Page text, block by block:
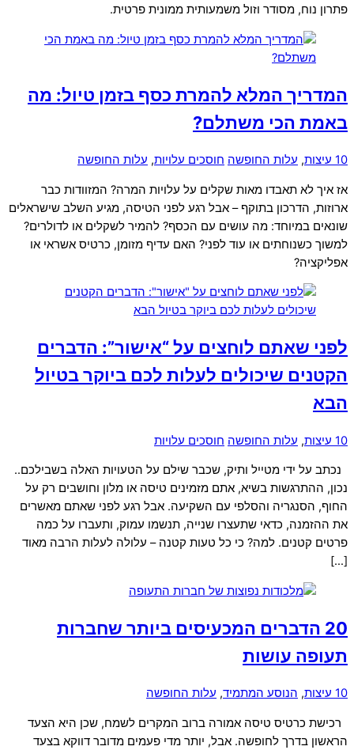
פתרון נוח, מסודר וזול משמעותית ממונית פרטית.
המדריך המלא להמרת כסף בזמן טיול: מה
באמת הכי משתלם?
10 עיצות , עלות החופשה חוסכים עלויות, עלות החופשה
אז איך לא תאבדו מאות שקלים על עלויות המרה? המזוודות כבר
ארוזות, הדרכון בתוקף – אבל רגע לפני הטיסה, מגיע השלב שישראלים
שונאים במיוחד: מה עושים עם הכסף? להמיר לשקלים או לדולרים?
למשוך כשנוחתים או עוד לפני? האם עדיף מזומן, כרטיס אשראי או
אפליקציה?
לפני שאתם לוחצים על “אישור”: הדברים
הקטנים שיכולים לעלות לכם ביוקר בטיול
הבא
10 עיצות , עלות החופשה חוסכים עלויות
נכתב על ידי מטייל ותיק, שכבר שילם על הטעויות האלה בשבילכם..
נכון, ההתרגשות בשיא, אתם מזמינים טיסה או מלון וחושבים רק על
החוף, הסנגריה והסלפי עם השקיעה. אבל רגע לפני שאתם מאשרים
את ההזמנה, כדאי שתעצרו שנייה, תנשמו עמוק, ותעברו על כמה
פרטים קטנים. למה? כי כל טעות קטנה – עלולה לעלות הרבה מאוד
[…]
20 הדברים המכעיסים ביותר שחברות
תעופה עושות
10 עיצות , הנוסע המתמיד, עלות החופשה
רכישת כרטיס טיסה אמורה ברוב המקרים לשמח, שכן היא הצעד
הראשון בדרך לחופשה. אבל, יותר מדי פעמים מדובר דווקא בצעד